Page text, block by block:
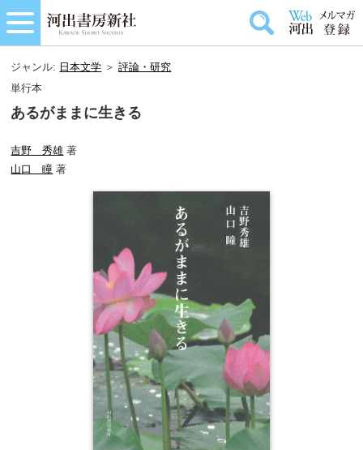
ジャンル: 日本文学 ＞評論・研究
単行本
あるがままに生きる
吉野 秀雄 著
山口 瞳 著